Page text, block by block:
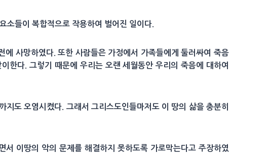
소들이 복합적으로 작용하여 벌어진 일이다.
사망하였다. 또한 사람들은 가정에서 가족들에게 둘러싸여 죽음
한다. 그렇기 때문에 우리는 오랜 세월동안 우리의 죽음에 대하여
도 오염시켰다. 그래서 그리스도인들마저도 이 땅의 삶을 충분히
이땅의 악의 문제를 해결하지 못하도록 가로막는다고 주장하였